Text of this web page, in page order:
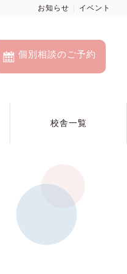
お知らせ イベント
個別相談のご予約
校舎一覧